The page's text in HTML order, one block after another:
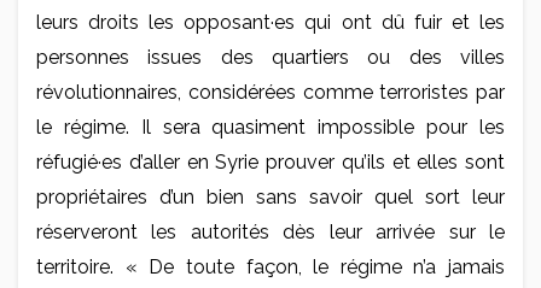
leurs droits les opposant·es qui ont dû fuir et les
personnes issues des quartiers ou des villes
révolutionnaires, considérées comme terroristes par
le régime. Il sera quasiment impossible pour les
réfugié·es d’aller en Syrie prouver qu’ils et elles sont
propriétaires d’un bien sans savoir quel sort leur
réserveront les autorités dès leur arrivée sur le
territoire. « De toute façon, le régime n’a jamais